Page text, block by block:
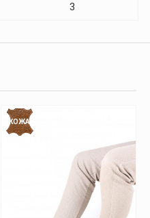
3
КОЖА